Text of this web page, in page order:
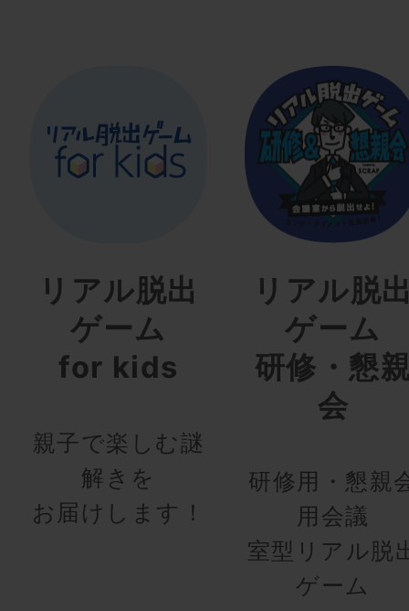
リアル脱出
ゲーム
for kids
親子で楽しむ謎
解きを
お届けします！
リアル脱
ゲーム
研修・懇
会
研修用・懇親
用会議
室型リアル脱
ゲーム